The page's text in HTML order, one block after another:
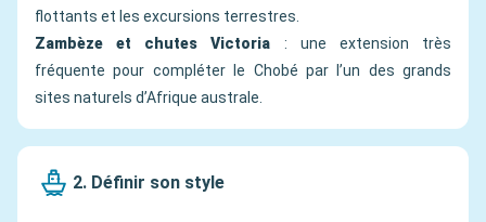
flottants et les excursions terrestres.
Zambèze et chutes Victoria : une extension très
fréquente pour compléter le Chobé par l’un des grands
sites naturels d’Afrique australe.
2. Définir son style